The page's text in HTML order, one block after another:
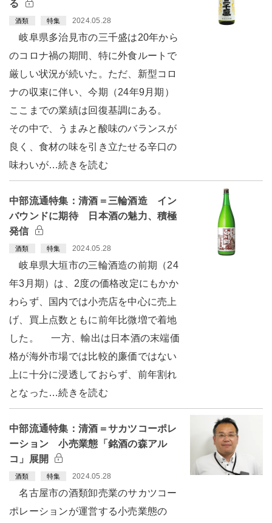
る
酒類 特集 2024.05.28
岐阜県多治見市の三千盛は20年から
のコロナ禍の期間、特に外食ルートで
厳しい状況が続いた。ただ、新型コロ
ナの収束に伴い、今期（24年9月期）
ここまでの業績は回復基調にある。
その中で、うまみと酸味のバランスが
良く、食材の味を引き立たせる辛口の
味わいが…続きを読む
中部流通特集：清酒＝三輪酒造 イン
バウンドに期待 日本酒の魅力、積極
発信
酒類 特集 2024.05.28
岐阜県大垣市の三輪酒造の前期（24
年3月期）は、2度の価格改定にもかか
わらず、国内では小売店を中心に売上
げ、買上点数ともに前年比微増で着地
した。 一方、輸出は日本酒の末端価
格が海外市場では比較的廉価ではない
上に十分に浸透しておらず、前年割れ
となった…続きを読む
中部流通特集：清酒＝サカツコーポレ
ーション 小売業態「銘酒の森アル
コ」展開
酒類 特集 2024.05.28
名古屋市の酒類卸売業のサカツコー
ポレーションが運営する小売業態の